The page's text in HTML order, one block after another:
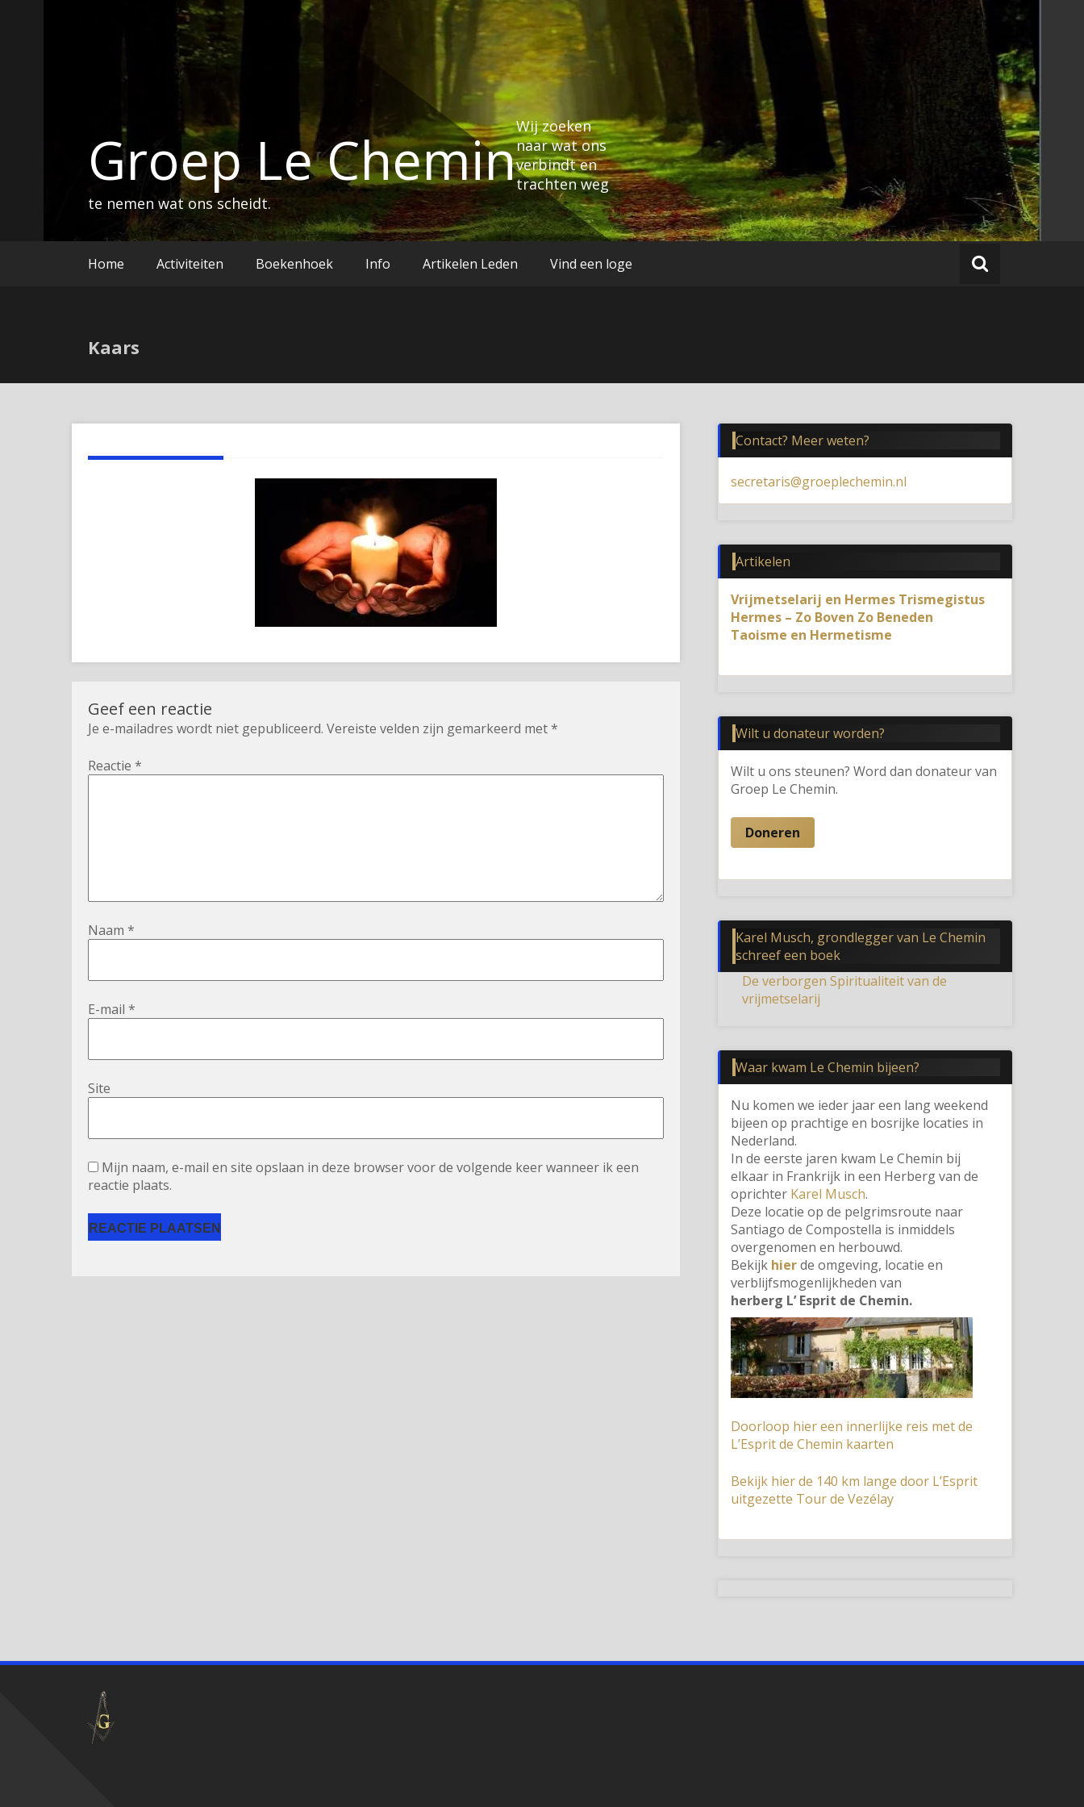
Groep Le CheminWij zoeken
naar wat ons
verbindt en
trachten weg
te nemen wat ons scheidt.
Home Activiteiten Boekenhoek Info Artikelen Leden Vind een loge
Kaars
Geef een reactie
Je e-mailadres wordt niet gepubliceerd. Vereiste velden zijn gemarkeerd met*
Reactie *
Naam *
E-mail *
Site
Mijn naam, e-mail en site opslaan in deze browser voor de volgende keer wanneer ik een
reactie plaats.
Contact? Meer weten?
secretaris@groeplechemin.nl
Artikelen
Vrijmetselarij en Hermes Trismegistus
Hermes – Zo Boven Zo Beneden
Taoisme en Hermetisme
Wilt u donateur worden?
Wilt u ons steunen? Word dan donateur van
Groep Le Chemin.
Doneren
Karel Musch, grondlegger van Le Chemin
schreef een boek
De verborgen Spiritualiteit van de
vrijmetselarij
Waar kwam Le Chemin bijeen?
Nu komen we ieder jaar een lang weekend
bijeen op prachtige en bosrijke locaties in
Nederland.
In de eerste jaren kwam Le Chemin bij
elkaar in Frankrijk in een Herberg van de
oprichter Karel Musch.
Deze locatie op de pelgrimsroute naar
Santiago de Compostella is inmiddels
overgenomen en herbouwd.
Bekijk hierde omgeving, locatie en
verblijfsmogenlijkheden van
herberg L’ Esprit de Chemin.
Doorloop hier een innerlijke reis met de
L’Esprit de Chemin kaarten
Bekijk hier de 140 km lange door L’Esprit
uitgezette Tour de Vezélay